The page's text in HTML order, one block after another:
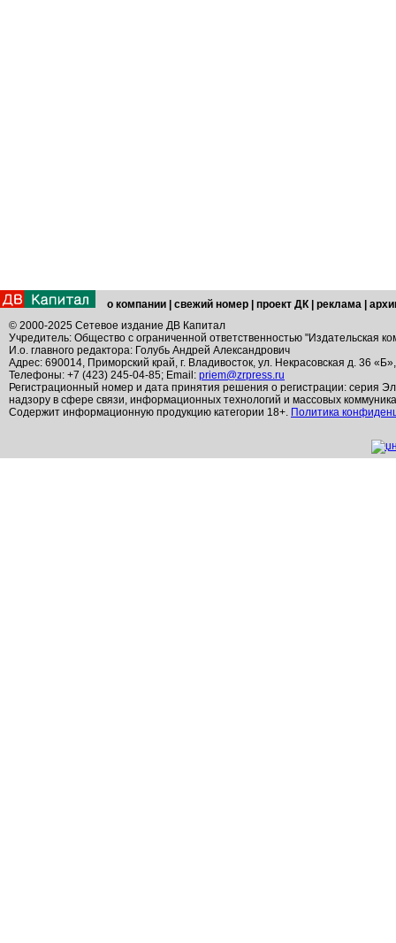
о компании свежий номер проект ДК реклама
© 2000-2025 Сетевое издание ДВ Капитал
Учредитель: Общество с ограниченной ответственностью "Издательская
И.о. главного редактора: Голубь Андрей Александрович
Адрес: 690014, Приморский край, г. Владивосток, ул. Некрасовская д. 36
Телефоны: +7 (423) 245-04-85; Email: priem@zrpress.ru
Регистрационный номер и дата принятия решения о регистрации: серия
надзору в сфере связи, информационных технологий и массовых
Содержит информационную продукцию категории 18+. Политика